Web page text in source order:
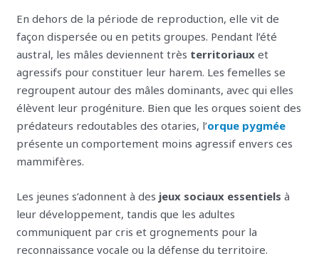
En dehors de la période de reproduction, elle vit de
façon dispersée ou en petits groupes. Pendant l’été
austral, les mâles deviennent très territoriaux et
agressifs pour constituer leur harem. Les femelles se
regroupent autour des mâles dominants, avec qui elles
élèvent leur progéniture. Bien que les orques soient des
prédateurs redoutables des otaries, l’orque pygmée
présente un comportement moins agressif envers ces
mammifères.
Les jeunes s’adonnent à des jeux sociaux essentiels à
leur développement, tandis que les adultes
communiquent par cris et grognements pour la
reconnaissance vocale ou la défense du territoire.